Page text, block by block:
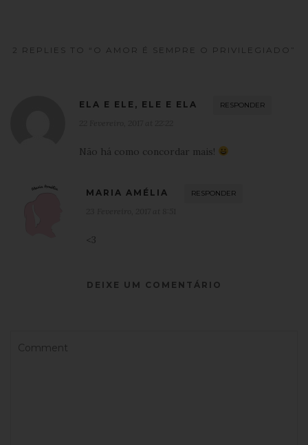
2 REPLIES TO “O AMOR É SEMPRE O PRIVILEGIADO”
ELA E ELE, ELE E ELA RESPONDER
Não há como concordar mais!
MARIA AMÉLIA RESPONDER
<3
DEIXE UM COMENTÁRIO